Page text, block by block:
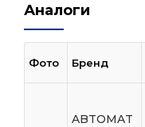
Аналоги
Фото Бренд
ABTOMAT